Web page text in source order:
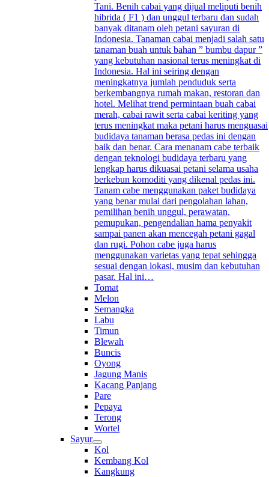
Tani. Benih cabai yang dijual meliputi benih
hibrida ( F1 ) dan unggul terbaru dan sudah
banyak ditanam oleh petani sayuran di
Indonesia. Tanaman cabai menjadi salah satu
tanaman buah untuk bahan ” bumbu dapur ”
yang kebutuhan nasional terus meningkat di
Indonesia. Hal ini seiring dengan
meningkatnya jumlah penduduk serta
berkembangnya rumah makan, restoran dan
hotel. Melihat trend permintaan buah cabai
merah, cabai rawit serta cabai keriting yang
terus meningkat maka petani harus menguasai
budidaya tanaman berasa pedas ini dengan
baik dan benar. Cara menanam cabe terbaik
dengan teknologi budidaya terbaru yang
lengkap harus dikuasai petani selama usaha
berkebun komoditi yang dikenal pedas ini.
Tanam cabe menggunakan paket budidaya
yang benar mulai dari pengolahan lahan,
pemilihan benih unggul, perawatan,
pemupukan, pengendalian hama penyakit
sampai panen akan mencegah petani gagal
dan rugi. Pohon cabe juga harus
menggunakan varietas yang tepat sehingga
sesuai dengan lokasi, musim dan kebutuhan
pasar. Hal ini…
Tomat
Melon
Semangka
Labu
Timun
Blewah
Buncis
Oyong
Jagung Manis
Kacang Panjang
Pare
Pepaya
Terong
Wortel
Sayur
Kol
Kembang Kol
Kangkung